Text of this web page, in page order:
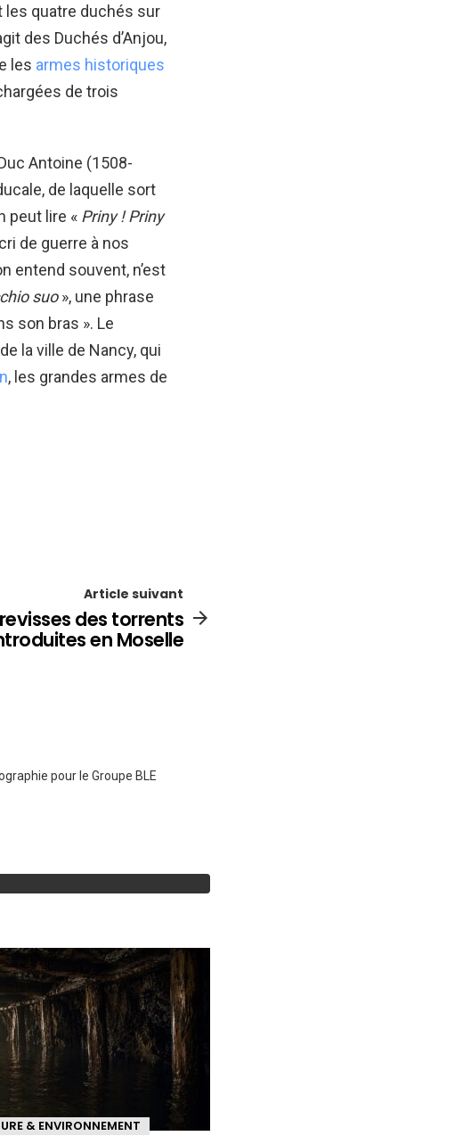
les quatre duchés sur
des Duchés d’Anjou,
les armes historiques
de trois
Antoine (1508-
de laquelle sort
peut lire « Priny ! Priny
de guerre à nos
entend souvent, n’est
suo», une phrase
son bras ». Le
la ville de Nancy, qui
, les grandes armes de
Article suivant
des torrents
en Moselle
pour le Groupe BLE
& ENVIRONNEMENT